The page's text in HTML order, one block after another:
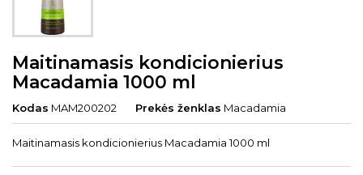
Maitinamasis kondicionierius
Macadamia 1000 ml
Kodas MAM200202 Prekės ženklas Macadamia
Maitinamasis kondicionierius Macadamia 1000 ml